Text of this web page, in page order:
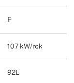
F
107 kW/rok
92L